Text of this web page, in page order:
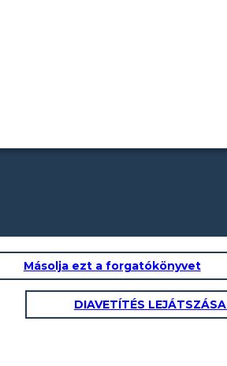
Másolja ezt a forgatókönyvet
DIAVETÍTÉS LEJÁTSZÁSA